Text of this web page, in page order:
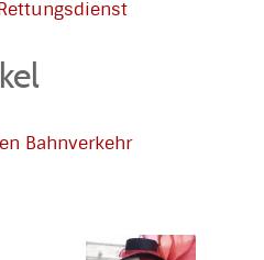
Bahnverkehr